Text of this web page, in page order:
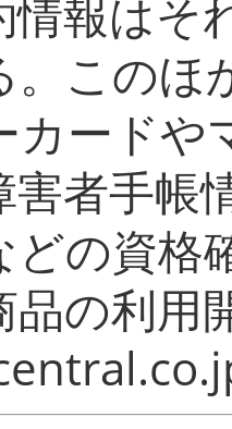
情報はそ
。このほ
カードや
害者手帳
どの資格
品の利用